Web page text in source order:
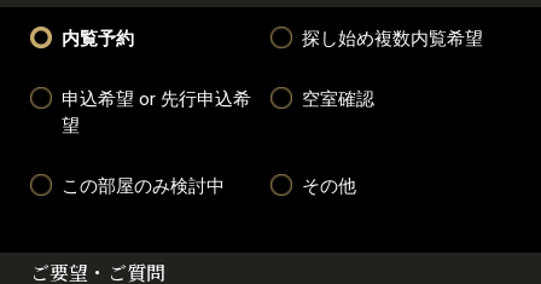
内覧予約 探し始め複数内覧希望
申込希望 or 先行申込希
望
空室確認
この部屋のみ検討中 その他
ご要望・ご質問